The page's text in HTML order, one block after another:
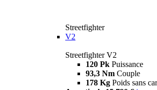
Streetfighter
V2
Streetfighter V2
120 Pk Puissance
93,3 Nm Couple
178 Kg Poids sans